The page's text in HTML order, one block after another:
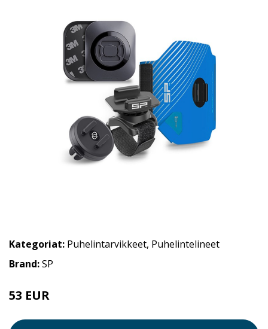
Kategoriat: Puhelintarvikkeet, Puhelintelineet
Brand:SP
53 EUR